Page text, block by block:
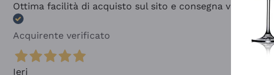
Ottima facilità di acquisto sul sito e consegna velocissima
Acquirente verificato
Ieri